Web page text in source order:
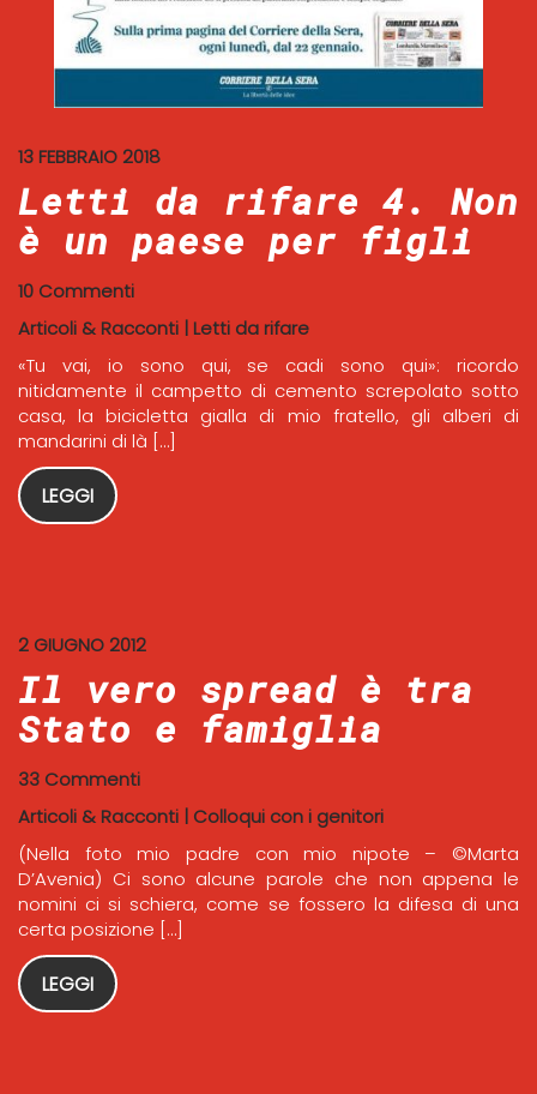
13 FEBBRAIO 2018
Letti da rifare 4. Non
è un paese per figli
10 Commenti
Articoli & Racconti | Letti da rifare
«Tu vai, io sono qui, se cadi sono qui»: ricordo
nitidamente il campetto di cemento screpolato sotto
casa, la bicicletta gialla di mio fratello, gli alberi di
mandarini di là […]
LEGGI
2 GIUGNO 2012
Il vero spread è tra
Stato e famiglia
33 Commenti
Articoli & Racconti | Colloqui con i genitori
(Nella foto mio padre con mio nipote – ©Marta
D’Avenia) Ci sono alcune parole che non appena le
nomini ci si schiera, come se fossero la difesa di una
certa posizione […]
LEGGI